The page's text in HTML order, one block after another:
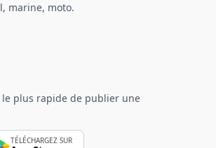
marine, moto.
le plus rapide de publier une
TÉLÉCHARGEZ SUR